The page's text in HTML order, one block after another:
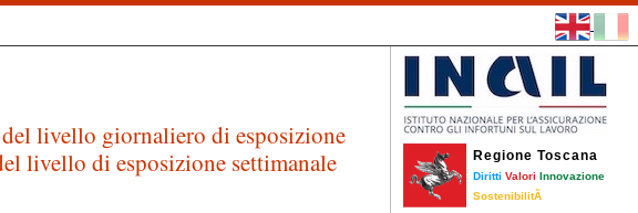
livello giornaliero di esposizione
livello di esposizione settimanale
Regione Toscana
Diritti Valori Innovazione
SostenibilitÃ